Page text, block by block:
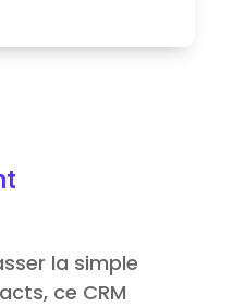
la simple
ce CRM